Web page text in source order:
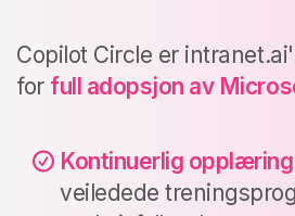
Copilot Circle er
for full adopsjon av
Kontinuerlig opplæring
veiledede